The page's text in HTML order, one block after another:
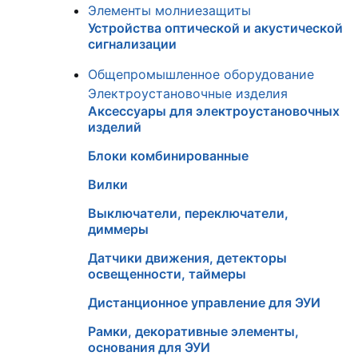
Элементы молниезащиты
Устройства оптической и акустической
сигнализации
Общепромышленное оборудование
Электроустановочные изделия
Аксессуары для электроустановочных
изделий
Блоки комбинированные
Вилки
Выключатели, переключатели,
диммеры
Датчики движения, детекторы
освещенности, таймеры
Дистанционное управление для ЭУИ
Рамки, декоративные элементы,
основания для ЭУИ